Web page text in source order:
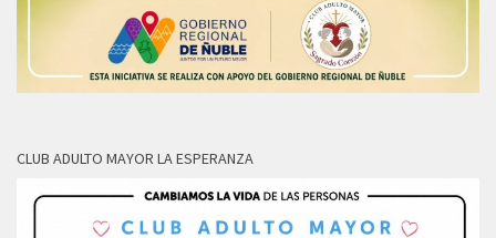
CLUB ADULTO MAYOR LA ESPERANZA